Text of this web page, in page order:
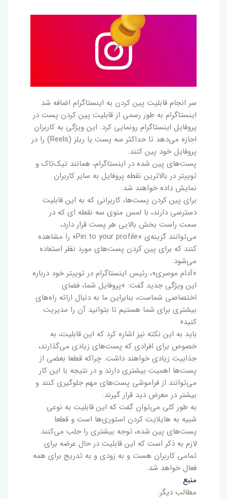
سر انجام قابلیت پین کردن به اینستاگرام اضافه شد
اینستاگرام به طور رسمی از قابلیت پین کردن پست در
پروفایل ‏اینستاگرام رونمایی کرد. این ویژگی به کاربران
اجازه می‌دهد تا حداکثر سه پست یا ریلز (Reels) را در
پروفایل خود پین کنند.
پست‌های پین شده در اینستاگرام، همانند تیک‌تاک و
توییتر در بالاترین نقطه پروفایل به سایر کاربران
نمایش داده خواهند شد.
برای پین کردن پست‌ها، کاربرانی که به این قابلیت
دسترسی دارند، با لمس منوی سه ‌نقطه ‌ای که در
سمت راست بخش بالایی هر پست‌ قرار دارد،
می‌توانند گزینه‌ی «Pin to your profile» را مشاهده
کنند که برای پین کردن پست‌های مورد نظر استفاده
می‌شود.
«آدام موسری»، رئیس اینستاگرام در توییتر خود درباره
این ویژگی جدید گفت: «پروفایل شما، فضای
اختصاصی شماست، بنابراین ما به دنبال ارائه راه‌های
بیشتری برای شما هستیم تا بتوانید آن را مدیریت
کنید»
باید به این نکته نیز اشاره کرد که این قابلیت، به
خصوص برای افرادی که پست‌های زیادی می‌گذارند،
جذابیت زیادی خواهند داشت. چراکه قطعا بعضی از
پست‌ها اهمیت بیشتری دارند و در نتیجه با این کار
می‌توانند از فراموشی پست‌های مهم جلوگیری کنند و
بیشتر در معرض دید قرار گیرند.
به طور کلی می‌توان گفت که این قابلیت به نوعی
شبیه به هایلایت کردن استوری‌ها است و قطعا
پست‌های پین شده، توجه بیشتری را جلب می‌کنند.
لازم به ذکر است که این قابلیت در حال عرضه برای
تمامی کاربران هست و به زودی و به تدریج برای همه
فعال خواهد شد.
منبع
مطالب دیگر: